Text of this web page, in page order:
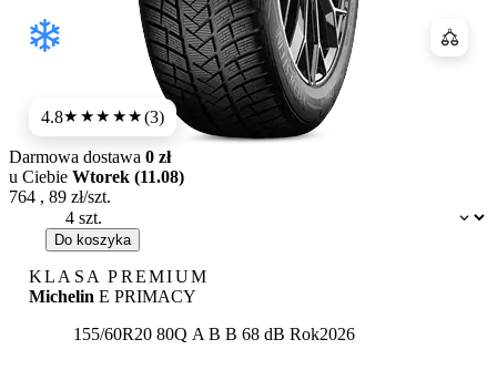
4.8★★★★★(3)
Dostępność:
Darmowa dostawa 0 zł
u Ciebie Wtorek (11.08)
764 , 89 zł/szt.
Do koszyka
KLASA PREMIUM
Michelin E PRIMACY
155/60R20 80Q Etykieta:
A B B 68 dB Rok2026